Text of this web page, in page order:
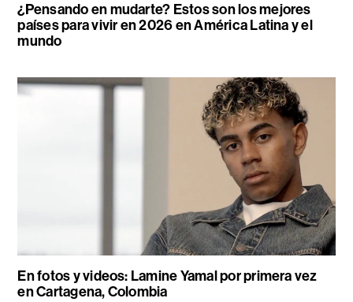
¿Pensando en mudarte? Estos son los mejores
países para vivir en 2026 en América Latina y el
mundo
En fotos y videos: Lamine Yamal por primera vez
en Cartagena, Colombia